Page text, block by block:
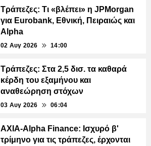
Τράπεζες: Τι «βλέπει» η JPMorgan
για Eurobank, Εθνική, Πειραιώς και
Alpha
02 Αυγ 2026 14:00
Τράπεζες: Στα 2,5 δισ. τα καθαρά
κέρδη του εξαμήνου και
αναθεώρηση στόχων
03 Αυγ 2026 06:04
ΑΧΙΑ-Alpha Finance: Ισχυρό β'
τρίμηνο για τις τράπεζες, έρχονται